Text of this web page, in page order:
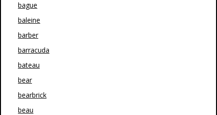
bague
baleine
barber
barracuda
bateau
bear
bearbrick
beau